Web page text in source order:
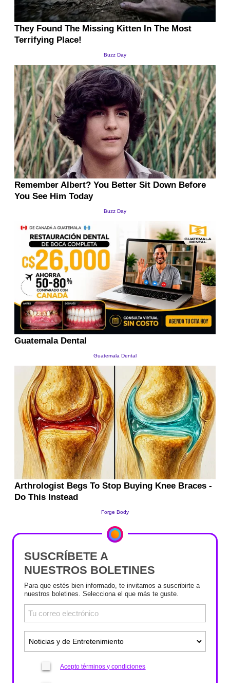
SUSCRÍBETE A
NUESTROS BOLETINES
Para que estés bien informado, te invitamos a suscribirte a
nuestros boletines. Selecciona el que más te guste.
Acepto términos y condiciones